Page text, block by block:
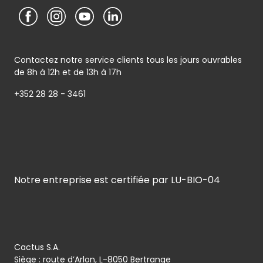
Contactez notre service clients tous les jours ouvrables
de 8h à 12h et de 13h à 17h
+352 28 28 - 3461
Cactus S.A.
Siège : route d’Arlon, L-8050 Bertrange
Notre entreprise est certifiée par LU-BIO-04